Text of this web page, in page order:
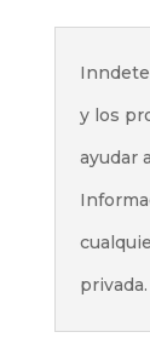
y los
ayudar
privada.